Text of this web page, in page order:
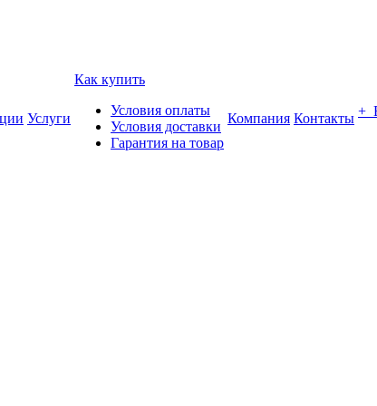
Услуги
Как купить
Условия оплаты
Условия доставки
Гарантия на товар
Компания Контакты +